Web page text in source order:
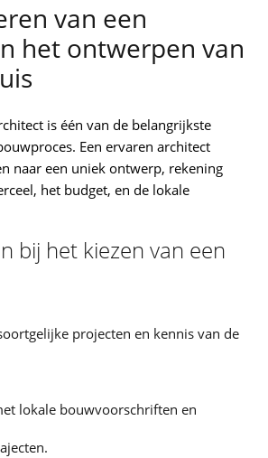
van een
het ontwerpen van
is één van de belangrijkste
Een ervaren architect
naar een uniek ontwerp, rekening
het budget, en de lokale
bij het kiezen van een
projecten en kennis van de
lokale bouwvoorschriften en